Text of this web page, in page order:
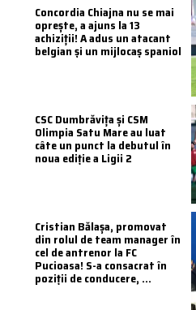
Concordia Chiajna nu se mai
oprește, a ajuns la 13
achiziții! A adus un atacant
belgian și un mijlocaș spaniol
CSC Dumbrăvița și CSM
Olimpia Satu Mare au luat
câte un punct la debutul în
noua ediție a Ligii 2
Cristian Bălașa, promovat
din rolul de team manager în
cel de antrenor la FC
Pucioasa! S-a consacrat în
poziții de conducere, ...